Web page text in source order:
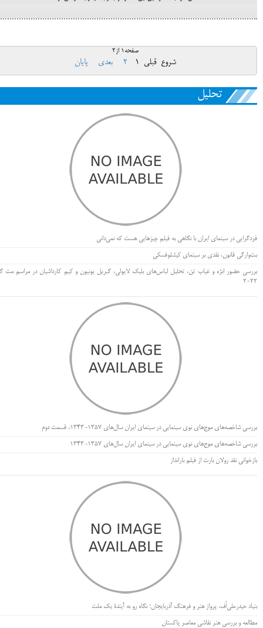
صفحه1 از2
شروع قبلی 1
2 بعدی پایان
تحلیل
فردگرایی در سینمای ایران با نگاهی به فیلم چیزهایی هست که نمی‌دانی
بت‌وارگی قانون، نقدی بر سینمای کیشلوفسکی
بررسی حضور ابژه و غیاب تن، تحلیل لباس‌های بلیک لایولی، گبریل یونیون و کیم کارداشیان در مراسم مت
۲۰۲۲
بررسی شاخصه‌های موج‌های نوی سینمایی در سینمای ایران سال‌های 1357-1343، قسمت دوم
بررسی شاخصه‌های موج‌های نوی سینمایی در سینمای ایران سال‌های 1357-1343
بازخوانی نقد رولان بارت از فیلم بارانداز
بنیاد حیدرعلی‌اُف، پرواز هنر و فرهنگ آذربایجان؛ نگاه رو به آیندۀ یک ملت
مطالعه و بررسی هنر نقاشی معاصر پاکستان